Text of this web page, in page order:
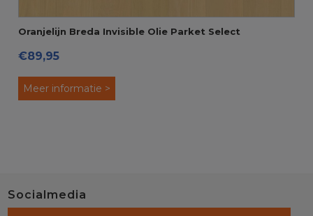
Oranjelijn Breda Invisible Olie Parket Select
Amerikaans Eiken
€89,95
Meer informatie >
Socialmedia